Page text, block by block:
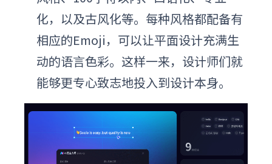
化，以及古风化等。每种风格都配备有
相应的Emoji，可以让平面设计充满生
动的语言色彩。这样一来，设计师们就
能够更专心致志地投入到设计本身。